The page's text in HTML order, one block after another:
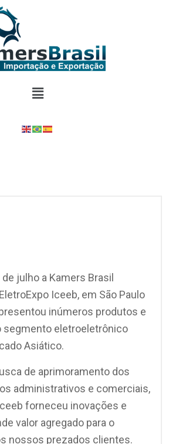
julho a Kamers Brasil
Iceeb, em São Paulo
inúmeros produtos e
segmento eletroeletrônico
Asiático.
de aprimoramento dos
administrativos e comerciais,
forneceu inovações e
valor agregado para o
nossos prezados clientes.